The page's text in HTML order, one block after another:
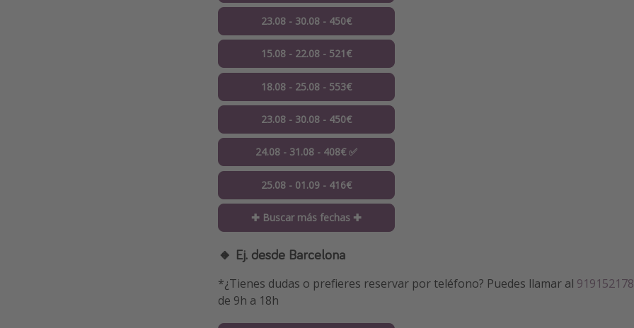
23.08 - 30.08 - 450€
15.08 - 22.08 - 521€
18.08 - 25.08 - 553€
23.08 - 30.08 - 450€
24.08 - 31.08 - 408€ ✅
25.08 - 01.09 - 416€
✚ Buscar más fechas ✚
🔸 Ej. desde Barcelona
*¿Tienes dudas o prefieres reservar por teléfono? Puedes llamar al 919152178
de 9h a 18h